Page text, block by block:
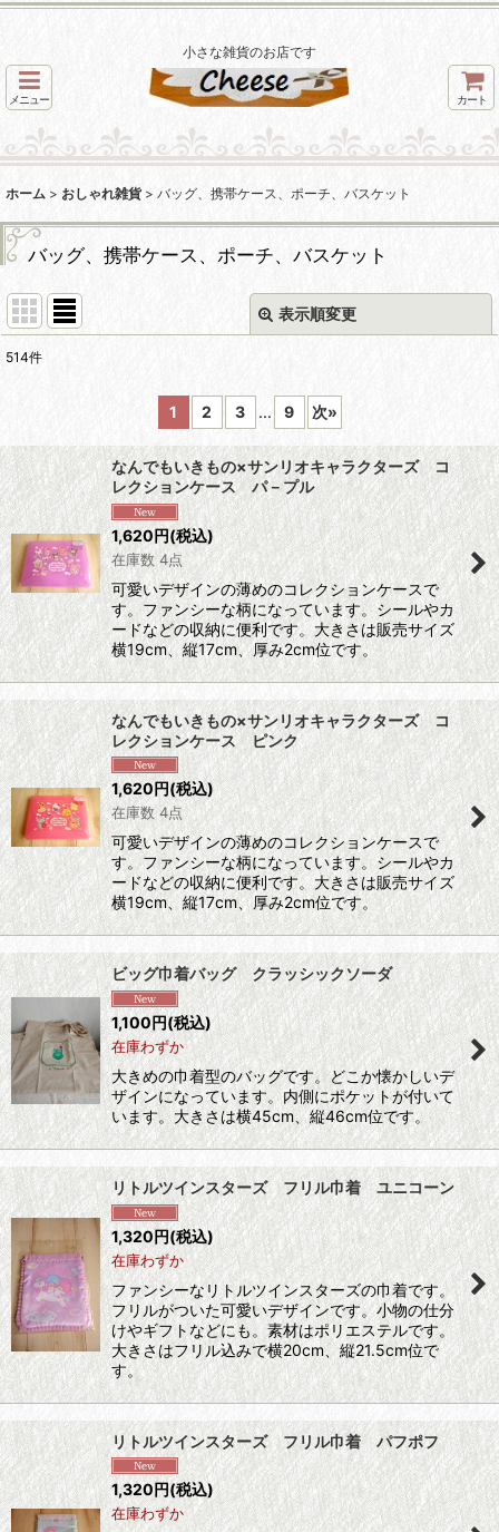
小さな雑貨のお店です
メニュー カート
ホーム > おしゃれ雑貨 > バッグ、携帯ケース、ポーチ、バスケット
バッグ、携帯ケース、ポーチ、バスケット
表示順変更
絞り込む
514件
1 2 3 ... 9 次»
なんでもいきもの×サンリオキャラクターズ コ
レクションケース パ－プル
1,620円(税込)
在庫数 4点
可愛いデザインの薄めのコレクションケースで
す。ファンシーな柄になっています。シールやカ
ードなどの収納に便利です。大きさは販売サイズ
横19cm、縦17cm、厚み2cm位です。
なんでもいきもの×サンリオキャラクターズ コ
レクションケース ピンク
1,620円(税込)
在庫数 4点
可愛いデザインの薄めのコレクションケースで
す。ファンシーな柄になっています。シールやカ
ードなどの収納に便利です。大きさは販売サイズ
横19cm、縦17cm、厚み2cm位です。
ビッグ巾着バッグ クラッシックソーダ
1,100円(税込)
在庫わずか
大きめの巾着型のバッグです。どこか懐かしいデ
ザインになっています。内側にポケットが付いて
います。大きさは横45cm、縦46cm位です。
リトルツインスターズ フリル巾着 ユニコーン
1,320円(税込)
在庫わずか
ファンシーなリトルツインスターズの巾着です。
フリルがついた可愛いデザインです。小物の仕分
けやギフトなどにも。素材はポリエステルです。
大きさはフリル込みで横20cm、縦21.5cm位で
す。
リトルツインスターズ フリル巾着 パフポフ
1,320円(税込)
在庫わずか